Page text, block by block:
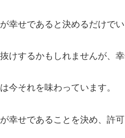
幸せであると決めるだけでい
けするかもしれませんが、
今それを味わっています。
幸せであることを決め、許